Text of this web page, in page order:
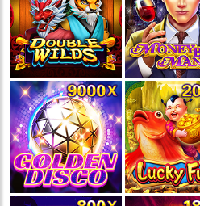
💵
💵
💵
💵
🧨
🧨
🧨
🧨
🪭
🪭
🪭
🪭